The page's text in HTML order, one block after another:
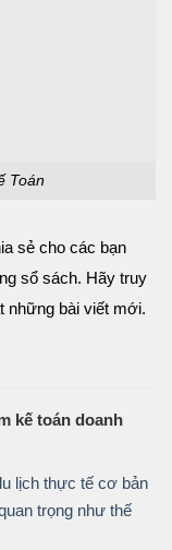
Toán
sẻ cho các bạn
sổ sách. Hãy truy
những bài viết mới.
kế toán doanh
lịch thực tế cơ bản
trọng như thế